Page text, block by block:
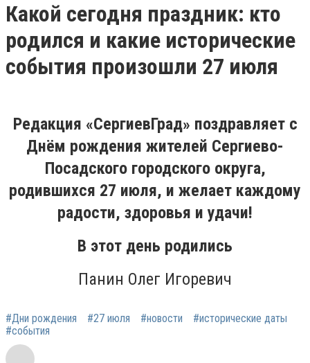
Какой сегодня праздник: кто
родился и какие исторические
события произошли 27 июля
Редакция «СергиевГрад» поздравляет с
Днём рождения жителей Сергиево-
Посадского городского округа,
родившихся 27 июля, и желает каждому
радости, здоровья и удачи!
В этот день родились
Панин Олег Игоревич
#Дни рождения #27 июля #новости
#исторические даты
#события